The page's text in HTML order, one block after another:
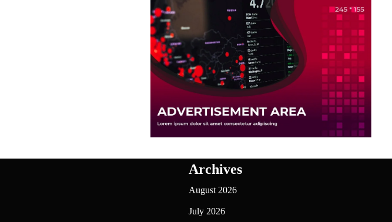
Archives
August 2026
July 2026